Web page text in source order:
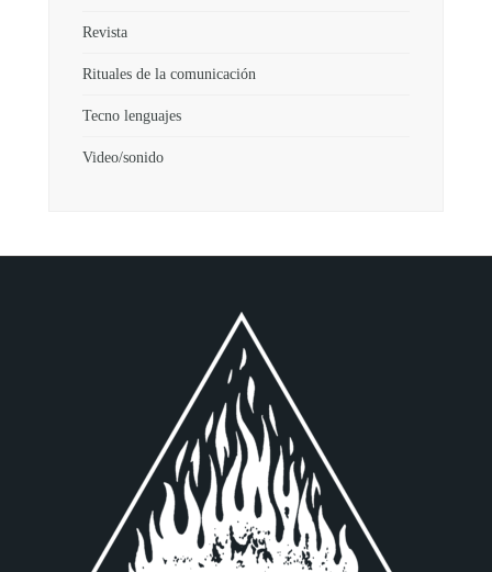
Revista
Rituales de la comunicación
Tecno lenguajes
Video/sonido